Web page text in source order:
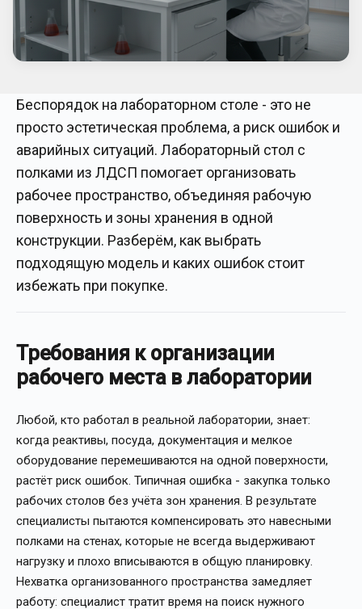
Беспорядок на лабораторном столе - это не
просто эстетическая проблема, а риск ошибок и
аварийных ситуаций. Лабораторный стол с
полками из ЛДСП помогает организовать
рабочее пространство, объединяя рабочую
поверхность и зоны хранения в одной
конструкции. Разберём, как выбрать
подходящую модель и каких ошибок стоит
избежать при покупке.
Требования к организации
рабочего места в лаборатории
Любой, кто работал в реальной лаборатории, знает:
когда реактивы, посуда, документация и мелкое
оборудование перемешиваются на одной поверхности,
растёт риск ошибок. Типичная ошибка - закупка только
рабочих столов без учёта зон хранения. В результате
специалисты пытаются компенсировать это навесными
полками на стенах, которые не всегда выдерживают
нагрузку и плохо вписываются в общую планировку.
Нехватка организованного пространства замедляет
работу: специалист тратит время на поиск нужного